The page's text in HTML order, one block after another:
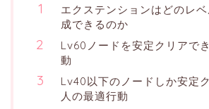
エクステンションはどのレ
成できるのか
Lv60ノードを安定クリアで
動
Lv40以下のノードしか安定
人の最適行動